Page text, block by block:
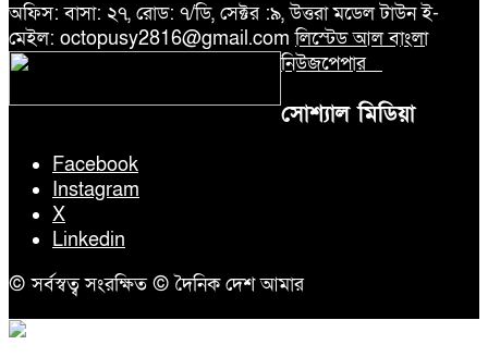
অফিস: বাসা: ২৭, রোড: ৭/ডি, সেক্টর :৯, উত্তরা মডেল টাউন ই-
মেইল: octopusy2816@gmail.comলিস্টেড আল বাংলা
নিউজপেপার
সোশ্যাল মিডিয়া
Facebook
Instagram
X
Linkedin
© সর্বস্বত্ব সংরক্ষিত © দৈনিক দেশ আমার